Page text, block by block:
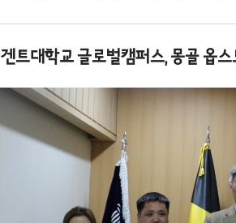
겐트대학교 글로벌캠퍼스, 몽골 옵